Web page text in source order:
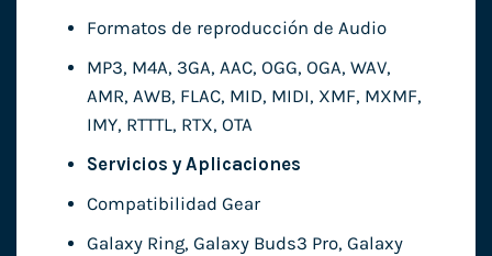
Formatos de reproducción de Audio
MP3, M4A, 3GA, AAC, OGG, OGA, WAV,
AMR, AWB, FLAC, MID, MIDI, XMF, MXMF,
IMY, RTTTL, RTX, OTA
Servicios y Aplicaciones
Compatibilidad Gear
Galaxy Ring, Galaxy Buds3 Pro, Galaxy